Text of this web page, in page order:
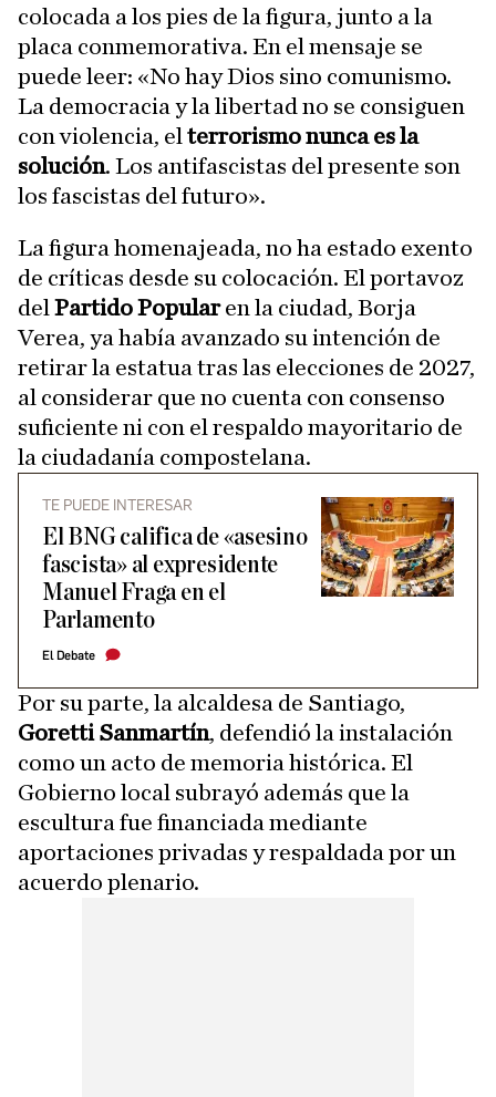
colocada a los pies de la figura, junto a la
placa conmemorativa. En el mensaje se
puede leer: «No hay Dios sino comunismo.
La democracia y la libertad no se consiguen
con violencia, el terrorismo nunca es la
solución. Los antifascistas del presente son
los fascistas del futuro».
La figura homenajeada, no ha estado exento
de críticas desde su colocación. El portavoz
del Partido Popularen la ciudad, Borja
Verea, ya había avanzado su intención de
retirar la estatua tras las elecciones de 2027,
al considerar que no cuenta con consenso
suficiente ni con el respaldo mayoritario de
la ciudadanía compostelana.
TE PUEDE INTERESAR
El BNG califica de «asesino
fascista» al expresidente
Manuel Fraga en el
Parlamento
El Debate
Por su parte, la alcaldesa de Santiago,
Goretti Sanmartín, defendió la instalación
como un acto de memoria histórica. El
Gobierno local subrayó además que la
escultura fue financiada mediante
aportaciones privadas y respaldada por un
acuerdo plenario.